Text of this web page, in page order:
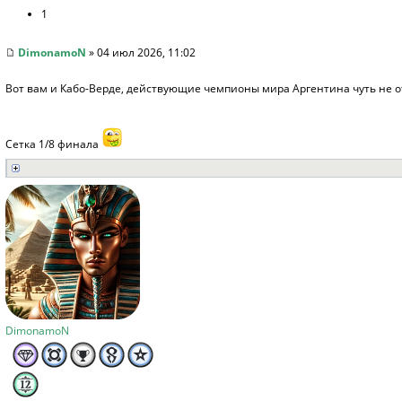
1
DimonamoN » 04 июл 2026, 11:02
Вот вам и Кабо-Верде, действующие чемпионы мира Аргентина чуть не
Сетка 1/8 финала
DimonamoN